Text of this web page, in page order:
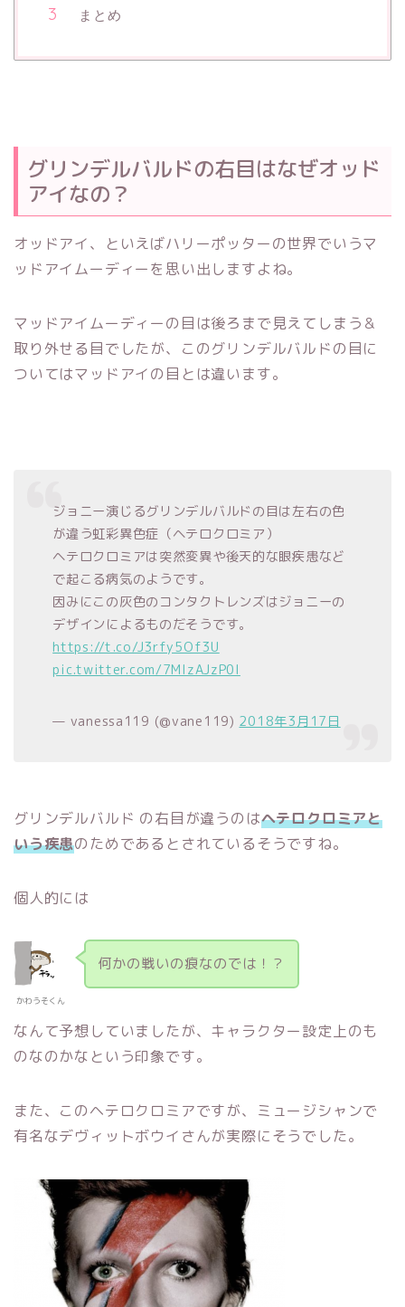
まとめ
グリンデルバルドの右目はなぜオッド
アイなの？
オッドアイ、といえばハリーポッターの世界でいうマ
ッドアイムーディーを思い出しますよね。
マッドアイムーディーの目は後ろまで見えてしまう＆
取り外せる目でしたが、このグリンデルバルドの目に
ついてはマッドアイの目とは違います。
ジョニー演じるグリンデルバルドの目は左右の色
が違う虹彩異色症（ヘテロクロミア）
ヘテロクロミアは突然変異や後天的な眼疾患など
で起こる病気のようです。
因みにこの灰色のコンタクトレンズはジョニーの
デザインによるものだそうです。
https://t.co/J3rfy5Of3U
pic.twitter.com/7MIzAJzP0l
— vanessa119 (@vane119) 2018年3月17日
グリンデルバルド の右目が違うのはヘテロクロミアと
いう疾患のためであるとされているそうですね。
個人的には
かわうそくん
何かの戦いの痕なのでは！？
なんて予想していましたが、キャラクター設定上のも
のなのかなという印象です。
また、このヘテロクロミアですが、ミュージシャンで
有名なデヴィットボウイさんが実際にそうでした。